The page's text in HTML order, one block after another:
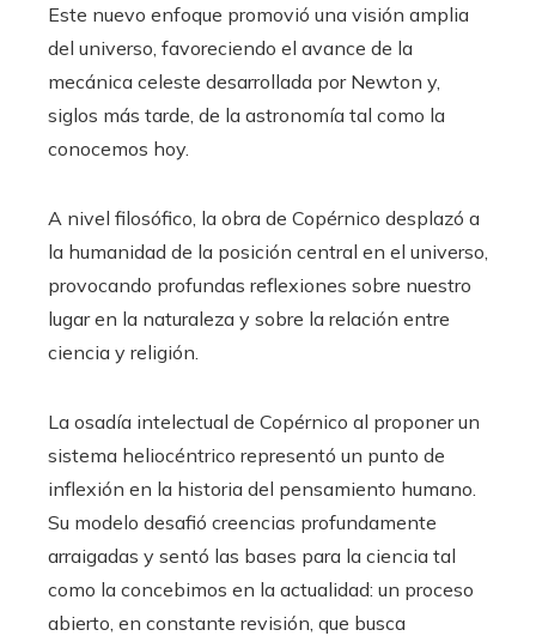
Este nuevo enfoque promovió una visión amplia
del universo, favoreciendo el avance de la
mecánica celeste desarrollada por Newton y,
siglos más tarde, de la astronomía tal como la
conocemos hoy.
A nivel filosófico, la obra de Copérnico desplazó a
la humanidad de la posición central en el universo,
provocando profundas reflexiones sobre nuestro
lugar en la naturaleza y sobre la relación entre
ciencia y religión.
La osadía intelectual de Copérnico al proponer un
sistema heliocéntrico representó un punto de
inflexión en la historia del pensamiento humano.
Su modelo desafió creencias profundamente
arraigadas y sentó las bases para la ciencia tal
como la concebimos en la actualidad: un proceso
abierto, en constante revisión, que busca